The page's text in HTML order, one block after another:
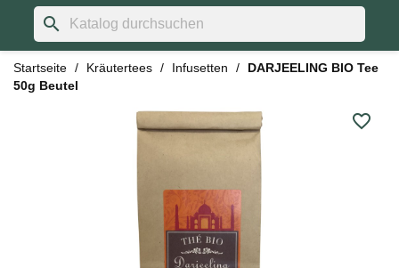
search
Startseite Kräutertees Infusetten
DARJEELING BIO Tee
50g Beutel
favorite_border